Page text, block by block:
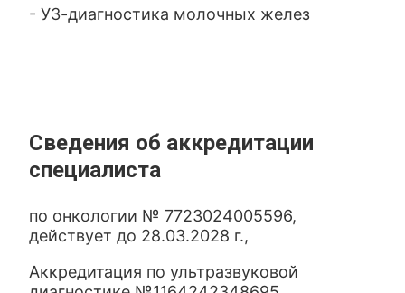
- УЗ-диагностика молочных желез
Сведения об аккредитации
специалиста
по онкологии № 7723024005596,
действует до 28.03.2028 г.,
Аккредитация по ультразвуковой